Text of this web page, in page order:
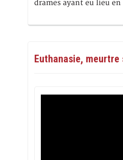
drames ayant eu lieu en
Euthanasie, meurtre